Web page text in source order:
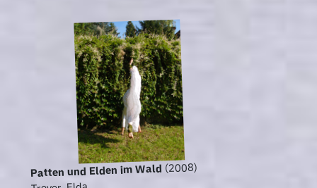
Patten und Elden im Wald (2008)